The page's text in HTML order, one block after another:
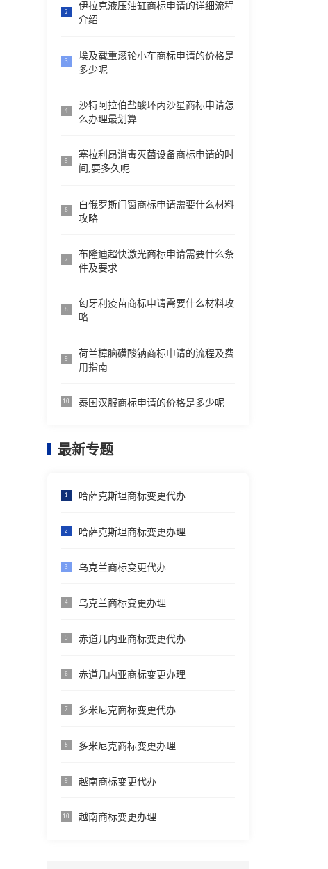
2
伊拉克液压油缸商标申请的详细流程
介绍
3
埃及载重滚轮小车商标申请的价格是
多少呢
4
沙特阿拉伯盐酸环丙沙星商标申请怎
么办理最划算
5
塞拉利昂消毒灭菌设备商标申请的时
间,要多久呢
6
白俄罗斯门窗商标申请需要什么材料
攻略
7
布隆迪超快激光商标申请需要什么条
件及要求
8
匈牙利疫苗商标申请需要什么材料攻
略
9
荷兰樟脑磺酸钠商标申请的流程及费
用指南
10 泰国汉服商标申请的价格是多少呢
最新专题
1 哈萨克斯坦商标变更代办
2 哈萨克斯坦商标变更办理
3 乌克兰商标变更代办
4 乌克兰商标变更办理
5 赤道几内亚商标变更代办
6 赤道几内亚商标变更办理
7 多米尼克商标变更代办
8 多米尼克商标变更办理
9 越南商标变更代办
10 越南商标变更办理